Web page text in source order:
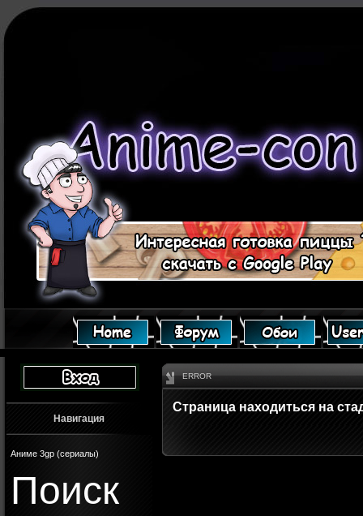
Навигация
Аниме 3gp (сериалы)
Поиск
ERROR
Страница находиться на